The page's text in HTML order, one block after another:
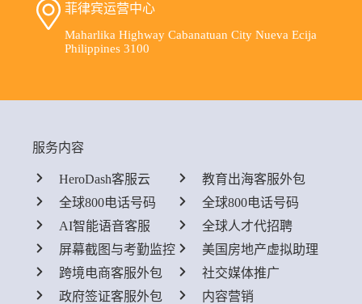
菲律宾运营中心
Maharlika Highway Cabanatuan City Nueva Ecija
Philippines 3100
服务内容
HeroDash客服云
全球800电话号码
AI智能语音客服
屏幕截图与考勤监控
跨境电商客服外包
政府签证客服外包
教育出海客服外包
全球800电话号码
全球人才代招聘
美国房地产虚拟助理
社交媒体推广
内容营销